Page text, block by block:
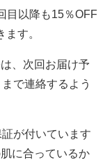
目以降も15％OFF
す。
、次回お届け予
で連絡するよう
が付いています
に合っているか